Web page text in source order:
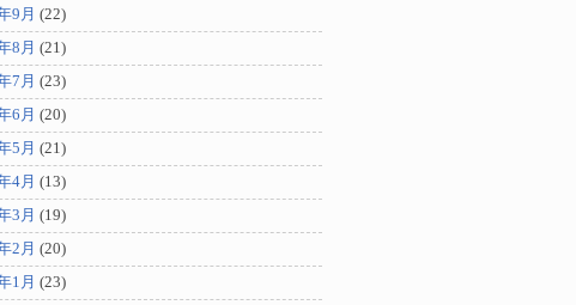
9月 (22)
8月 (21)
7月 (23)
6月 (20)
5月 (21)
4月 (13)
3月 (19)
2月 (20)
1月 (23)